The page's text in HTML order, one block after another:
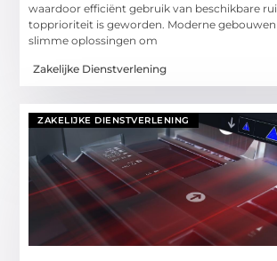
waardoor efficiënt gebruik van beschikbare
topprioriteit is geworden. Moderne
slimme oplossingen om
Zakelijke Dienstverlening
ZAKELIJKE DIENSTVERLENING